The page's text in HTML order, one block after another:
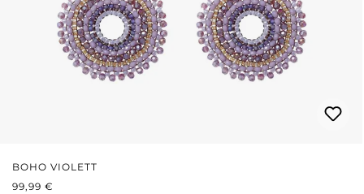
BOHO VIOLETT
REGULÄRER PREIS:
99,99 €